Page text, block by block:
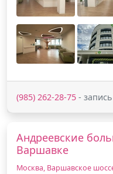
(985) 262-28-75 -
Андреевские
Варшавке
Москва, Варшавское